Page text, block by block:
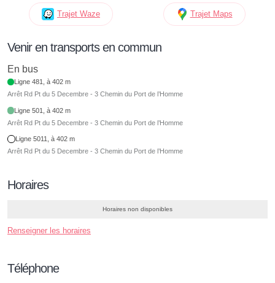
Trajet Waze Trajet Maps
Venir en transports en commun
En bus
Ligne 481, à 402 m
Arrêt Rd Pt du 5 Decembre - 3 Chemin du Port de l’Homme
Ligne 501, à 402 m
Arrêt Rd Pt du 5 Decembre - 3 Chemin du Port de l’Homme
Ligne 5011, à 402 m
Arrêt Rd Pt du 5 Decembre - 3 Chemin du Port de l’Homme
Horaires
Horaires non disponibles
Renseigner les horaires
Téléphone